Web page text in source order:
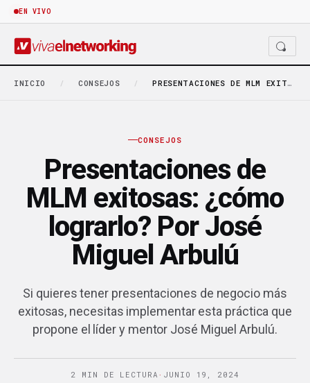
EN VIVO
INICIO / CONSEJOS / PRESENTACIONES DE MLM EXITOSAS: ¿CÓMO LOGRARLO? POR JOSÉ…
CONSEJOS
Presentaciones de
MLM exitosas: ¿cómo
lograrlo? Por José
Miguel Arbulú
Si quieres tener presentaciones de negocio más
exitosas, necesitas implementar esta práctica que
propone el líder y mentor José Miguel Arbulú.
2 MIN DE LECTURA · JUNIO 19, 2024